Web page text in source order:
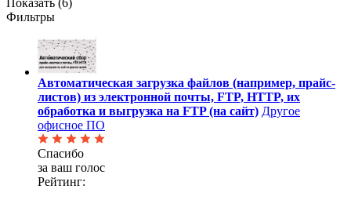
Фильтры
Автоматическая загрузка файлов (например, прайс-
листов) из электронной почты, FTP, HTTP, их
обработка и выгрузка на FTP (на сайт) Другое
офисное ПО
Спасибо
за ваш голос
Рейтинг: